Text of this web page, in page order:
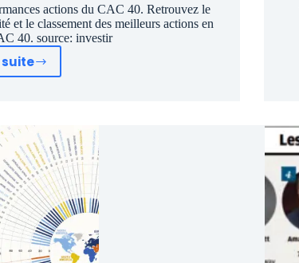
actions du CAC 40. Retrouvez le
et le classement des meilleurs actions en
40. source: investir
suite
Classement
40:
les
meilleures
actions
en
bourse